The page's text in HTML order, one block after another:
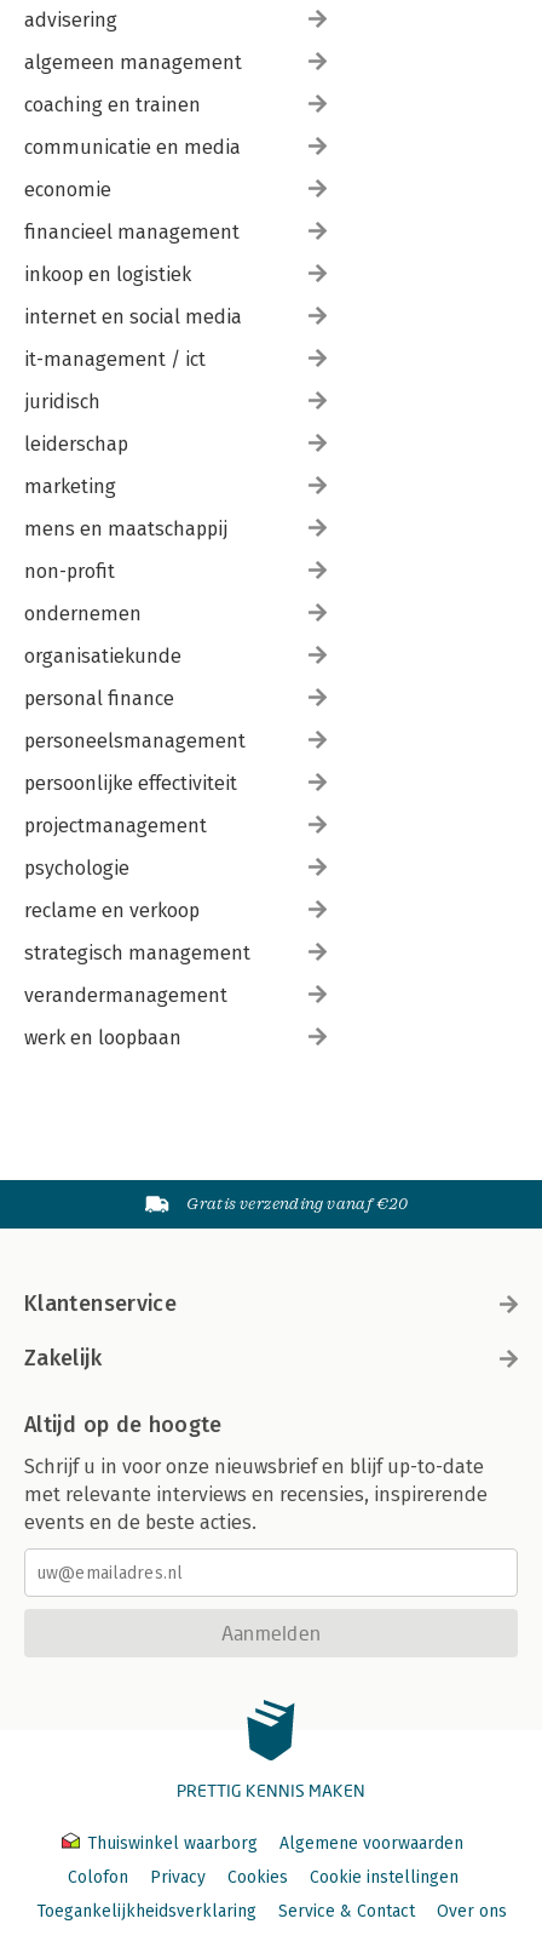
advisering
algemeen management
coaching en trainen
communicatie en media
economie
financieel management
inkoop en logistiek
internet en social media
it-management / ict
juridisch
leiderschap
marketing
mens en maatschappij
non-profit
ondernemen
organisatiekunde
personal finance
personeelsmanagement
persoonlijke effectiviteit
projectmanagement
psychologie
reclame en verkoop
strategisch management
verandermanagement
werk en loopbaan
Gratis verzending vanaf €20
Klantenservice
Zakelijk
Altijd op de hoogte
Schrijf u in voor onze nieuwsbrief en blijf up-to-date
met relevante interviews en recensies, inspirerende
events en de beste acties.
Aanmelden
PRETTIG KENNIS MAKEN
Thuiswinkel waarborg
Algemene voorwaarden
Colofon
Privacy Cookies
Cookie instellingen
Toegankelijkheidsverklaring
Service & Contact Over ons